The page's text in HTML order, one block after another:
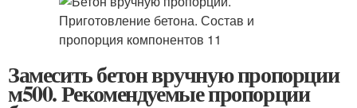
Замесить бетон вручную пропорции
м500. Рекомендуемые пропорции